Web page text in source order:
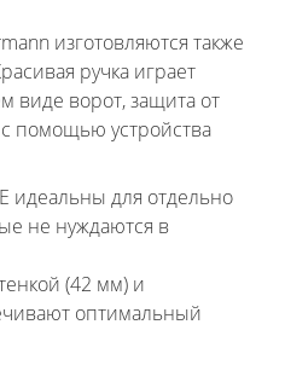
изготовляются также
ручка играет
виде ворот, защита от
помощью устройства
идеальны для отдельно
не нуждаются в
(42 мм) и
оптимальный